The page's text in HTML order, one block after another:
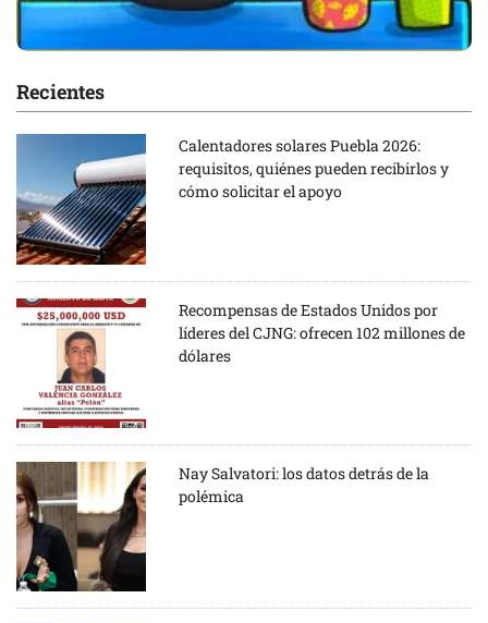
Recientes
Calentadores solares Puebla 2026:
requisitos, quiénes pueden recibirlos y
cómo solicitar el apoyo
Recompensas de Estados Unidos por
líderes del CJNG: ofrecen 102 millones de
dólares
Nay Salvatori: los datos detrás de la
polémica